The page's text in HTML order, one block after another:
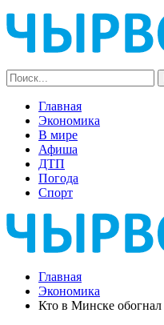
Главная
Экономика
В мире
Афиша
ДТП
Погода
Спорт
Главная
Экономика
Кто в Минске обогнал